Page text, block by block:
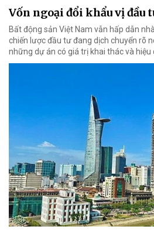
Vốn ngoại đổi khẩu vị đầu
Bất động sản Việt Nam vẫn hấp dẫn
chiến lược đầu tư đang dịch chuyển rõ
những dự án có giá trị khai thác và hiệu